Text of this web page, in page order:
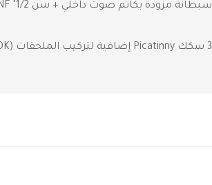
سبطانة مزودة بكاتم صوت داخلي + سن 1/2" UNF لتركيب كاتم إضافي
3 سكك Picatinny إضافية لتركيب الملحقات (M-LOK / جانبية وسفلية)